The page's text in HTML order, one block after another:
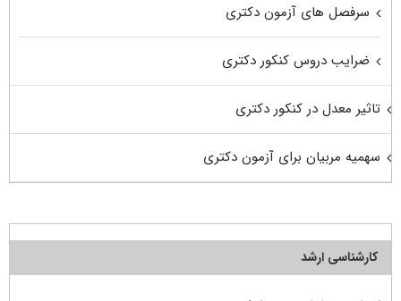
سرفصل های آزمون دکتری
ضرایب دروس کنکور دکتری
تاثیر معدل در کنکور دکتری
سهمیه مربیان برای آزمون دکتری
کارشناسی ارشد